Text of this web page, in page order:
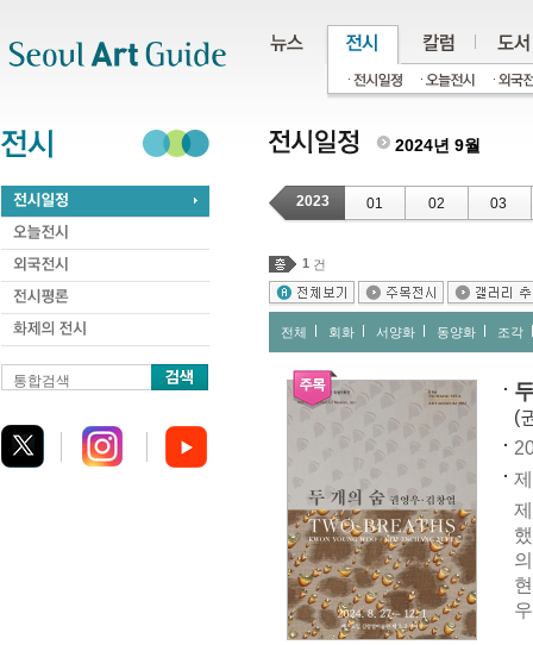
통합검색
2024년 9월
2023 01 02 03
1 건
전체 회화 서양화 동양화 조각
(